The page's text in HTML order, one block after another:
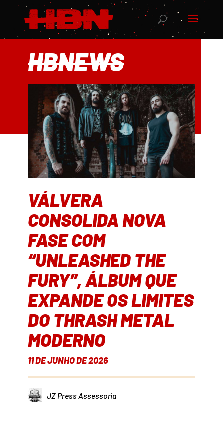
HBNEWS
VÁLVERA
CONSOLIDA NOVA
FASE COM
“UNLEASHED THE
FURY”, ÁLBUM QUE
EXPANDE OS LIMITES
DO THRASH METAL
MODERNO
11 DE JUNHO DE 2026
JZ Press Assessoria